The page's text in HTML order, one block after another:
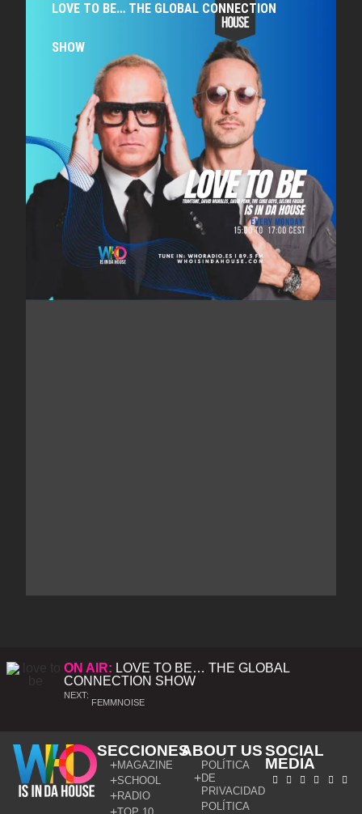
LOVE TO BE… THE GLOBAL CONNECTION
SHOW
ON AIR: LOVE TO BE… THE GLOBAL
CONNECTION SHOW
NEXT:
FEMMNOISE
SECCIONES
MAGAZINE
SCHOOL
RADIO
ABOUT US
POLÍTICA
DE
PRIVACIDAD
POLÍTICA
SOCIAL
MEDIA